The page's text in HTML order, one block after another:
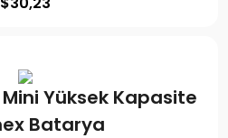
Yüksek Kapasite
Batarya